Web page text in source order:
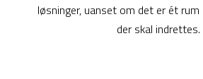
løsninger, uanset om det er ét rum
der skal indrettes.